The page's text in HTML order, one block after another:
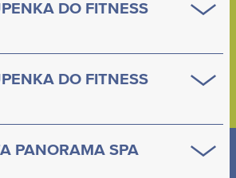
DO FITNESS
DO FITNESS
PANORAMA SPA